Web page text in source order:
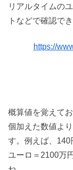
リアルタイムの
トなどで確認で
https://
概算値を覚えて
個加えた数値よ
す。例えば、
ユーロ＝2100万